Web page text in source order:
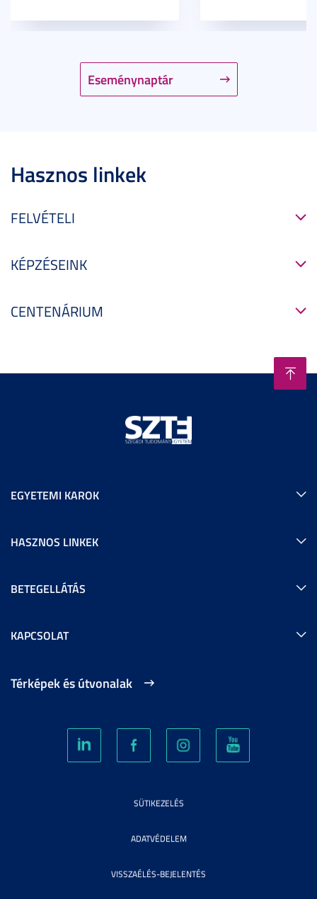
Eseménynaptár
Hasznos linkek
FELVÉTELI
KÉPZÉSEINK
CENTENÁRIUM
EGYETEMI KAROK
HASZNOS LINKEK
BETEGELLÁTÁS
KAPCSOLAT
Térképek és útvonalak
SÜTIKEZELÉS
ADATVÉDELEM
VISSZAÉLÉS-BEJELENTÉS